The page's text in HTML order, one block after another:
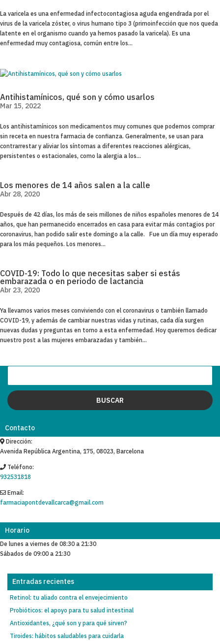
La varicela es una enfermedad infectocontagiosa aguda engendrada por el
virus de la varicela zóster, o virus humano tipo 3 (primoinfección que nos queda
latente en el organismo cuando ya hemos pasado la varicela). Es una
enfermedad muy contagiosa, común entre los...
Antihistamínicos, qué son y cómo usarlos
Mar 15, 2022
Los antihistamínicos son medicamentos muy comunes que podemos comprar
sin receta en nuestra farmacia de confianza. Generalmente, se usan para
contrarrestar y aliviar los síntomas a diferentes reacciones alérgicas,
persistentes o estacionales, como la alergia a los...
Los menores de 14 años salen a la calle
Abr 28, 2020
Después de 42 días, los más de seis millones de niños españoles menores de 14
años, que han permanecido encerrados en casa para evitar más contagios por
coronavirus, han podido salir este domingo a la calle. Fue un día muy esperado
para los más pequeños. Los menores...
COVID-19: Todo lo que necesitas saber si estás
embarazada o en periodo de lactancia
Abr 23, 2020
Ya llevamos varios meses conviviendo con el coronavirus o también llamado
COVID-19, y además de cambiar nuestras vidas y rutinas, cada día surgen
nuevas dudas y preguntas en torno a esta enfermedad. Hoy queremos dedicar
nuestro post a las mujeres embarazadas y también...
Contacto
Dirección:
Avenida República Argentina, 175, 08023, Barcelona
Teléfono:
932531818
Email:
farmaciapontdevallcarca@gmail.com
Horario
De lunes a viernes de 08:30 a 21:30
Sábados de 09:00 a 21:30
Entradas recientes
Retinol: tu aliado contra el envejecimiento
Probióticos: el apoyo para tu salud intestinal
Antioxidantes, ¿qué son y para qué sirven?
Tiroides: hábitos saludables para cuidarla